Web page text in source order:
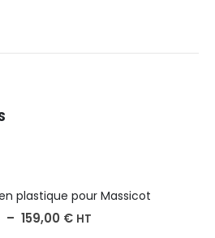
plastique pour Massicot
– 159,00 € HT